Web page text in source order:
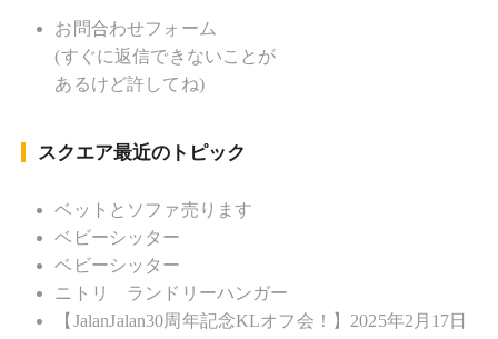
督 BKKソフトボール「おぼんこ
ぼん 」監督 マレーシア歴：1991年から31年目 タ
イ歴 ：2001年から21年目
お問合わせフォーム
(すぐに返信できないことが
あるけど許してね)
スクエア最近のトピック
ベットとソファ売ります
ベビーシッター
ベビーシッター
ニトリ ランドリーハンガー
【JalanJalan30周年記念KLオフ会！】2025年2月17日